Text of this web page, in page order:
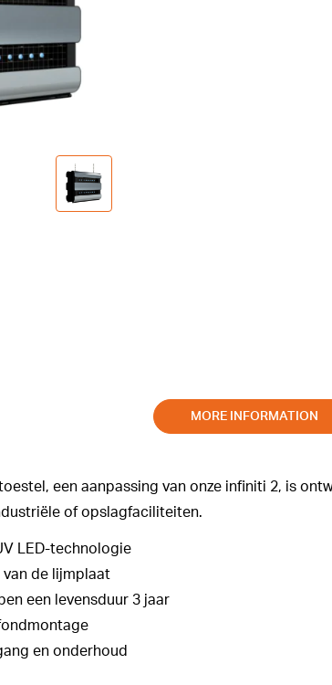
MORE INFORMATION
een aanpassing van onze infiniti 2, is
of opslagfaciliteiten.
LED-technologie
van de lijmplaat
een levensduur 3 jaar
en onderhoud